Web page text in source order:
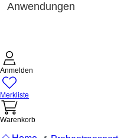
Anwendungen
Anmelden
Merkliste
Warenkorb